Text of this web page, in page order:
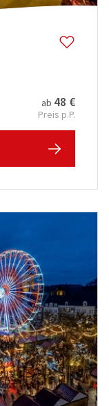
ab 48 €
Preis p.P.